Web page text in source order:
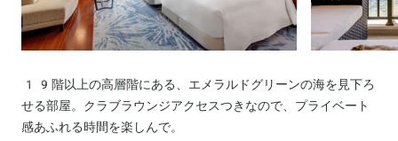
19階以上の高層階にある、エメラルドグリーンの海を見下ろ
せる部屋。クラブラウンジアクセスつきなので、プライベート
感あふれる時間を楽しんで。